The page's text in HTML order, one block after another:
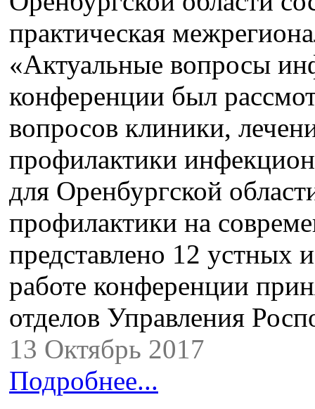
практическая
«Актуальные вопросы
конференции был
вопросов клиники,
профилактики
для Оренбургской
профилактики на
представлено 12 устных
работе конференции
отделов Управления
13 Октябрь 2017
Подробнее...